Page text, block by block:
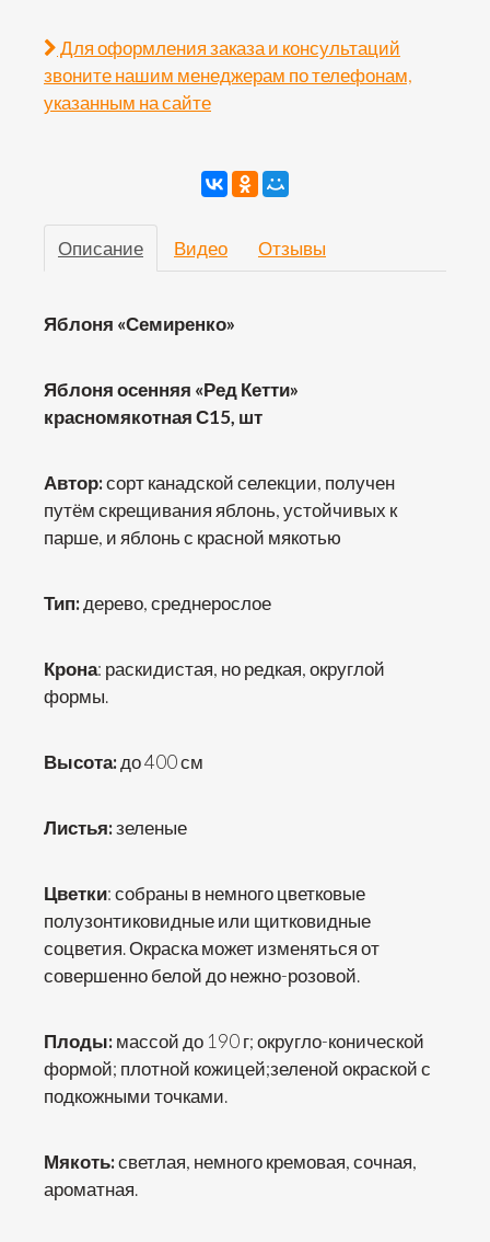
Для оформления заказа и консультаций
звоните нашим менеджерам по телефонам,
указанным на сайте
Описание Видео Отзывы
Яблоня «Семиренко»
Яблоня осенняя «Ред Кетти»
красномякотная С15, шт
Автор:сорт канадской селекции, получен
путём скрещивания яблонь, устойчивых к
парше, и яблонь с красной мякотью
Тип:дерево, среднерослое
Крона: раскидистая, но редкая, округлой
формы.
Высота:до 400 см
Листья:зеленые
Цветки: собраны в немного цветковые
полузонтиковидные или щитковидные
соцветия. Окраска может изменяться от
совершенно белой до нежно-розовой.
Плоды:массой до 190 г; округло-конической
формой; плотной кожицей;зеленой окраской с
подкожными точками.
Мякоть:светлая, немного кремовая, сочная,
ароматная.